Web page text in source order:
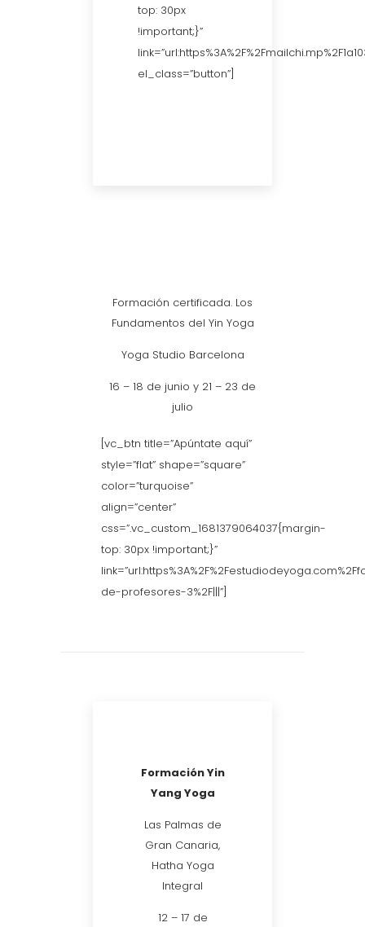
top: 30px
!important;}”
el_class=”button”]
Formación certificada. Los
Fundamentos del Yin Yoga
Yoga Studio Barcelona
16 – 18 de junio y 21 – 23 de
julio
[vc_btn title=”Apúntate aquí”
style=”flat” shape=”square”
color=”turquoise”
align=”center”
css=”.vc_custom_1681379064037{margin-
top: 30px !important;}”
de-profesores-3%2F|||”]
Formación Yin
Yang Yoga
Las Palmas de
Gran Canaria,
Hatha Yoga
Integral
12 – 17 de